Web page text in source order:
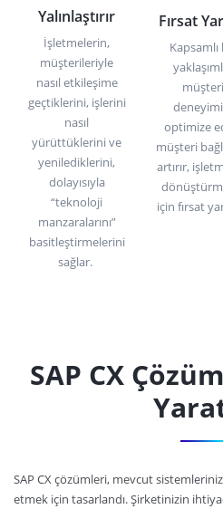
Yalınlaştırır
İşletmelerin,
müşterileriyle
nasıl etkileşime
geçtiklerini, işlerini
nasıl
yürüttüklerini ve
yenilediklerini,
dolayısıyla
“teknoloji
manzaralarını”
basitleştirmelerini
sağlar.
Fırsat
Kapsamlı
müşteri
optimize
müşteri
artırır,
için fırsat
SAP CX
SAP CX çözümleri, mevcut
etmek için tasarlandı. Şirketinizin